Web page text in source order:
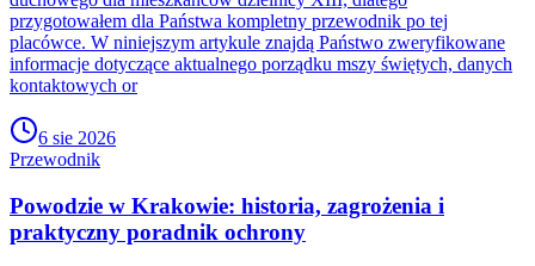
przygotowałem dla Państwa kompletny przewodnik po tej
placówce. W niniejszym artykule znajdą Państwo zweryfikowane
informacje dotyczące aktualnego porządku mszy świętych, danych
kontaktowych or
6 sie 2026
Przewodnik
Powodzie w Krakowie: historia, zagrożenia i
praktyczny poradnik ochrony